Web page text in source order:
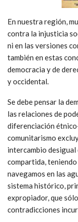
En nuestra región,
contra la injusticia
ni en las versiones
también en estas
democracia y de
y occidental.
Se debe pensar la
las relaciones de
diferenciación
comunitarismo
intercambio
compartida,
navegamos en las
sistema histórico,
expropiador, que
contradicciones